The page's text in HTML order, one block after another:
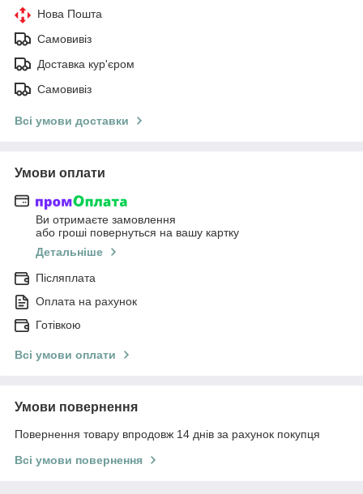
Нова Пошта
Самовивіз
Доставка кур'єром
Самовивіз
Всі умови доставки
Умови оплати
Ви отримаєте замовлення
або гроші повернуться на вашу картку
Детальніше
Післяплата
Оплата на рахунок
Готівкою
Всі умови оплати
Умови повернення
Повернення товару впродовж 14 днів за рахунок покупця
Всі умови повернення